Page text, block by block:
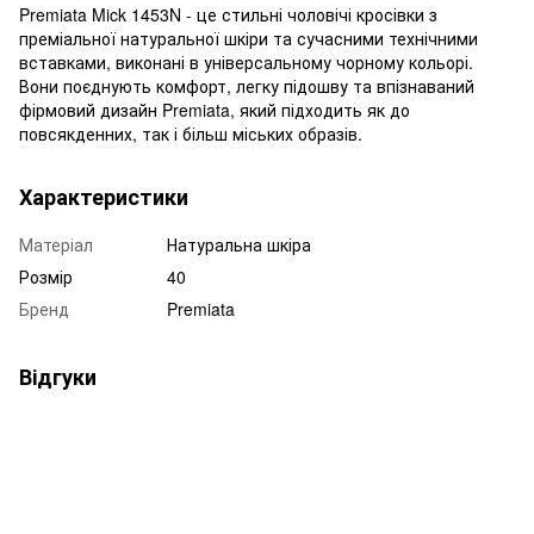
Premiata Mick 1453N - це стильні чоловічі кросівки з
преміальної натуральної шкіри та сучасними технічними
вставками, виконані в універсальному чорному кольорі.
Вони поєднують комфорт, легку підошву та впізнаваний
фірмовий дизайн Premiata, який підходить як до
повсякденних, так і більш міських образів.
Характеристики
Матеріал
Натуральна шкіра
Розмір
40
Бренд
Premiata
Відгуки